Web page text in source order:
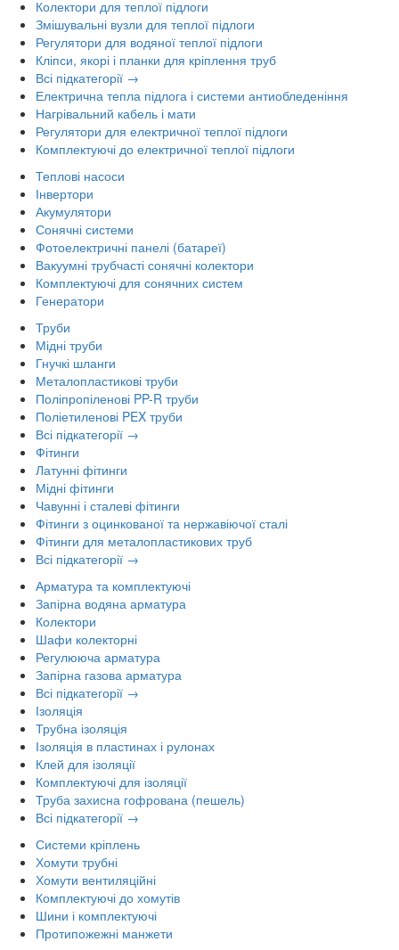
Колектори для теплої підлоги
Змішувальні вузли для теплої підлоги
Регулятори для водяної теплої підлоги
Кліпси, якорі і планки для кріплення труб
Всі підкатегорії →
Електрична тепла підлога і системи антиобледеніння
Нагрівальний кабель і мати
Регулятори для електричної теплої підлоги
Комплектуючі до електричної теплої підлоги
Теплові насоси
Інвертори
Акумулятори
Сонячні системи
Фотоелектричні панелі (батареї)
Вакуумні трубчасті сонячні колектори
Комплектуючі для сонячних систем
Генератори
Труби
Мідні труби
Гнучкі шланги
Металопластикові труби
Поліпропіленові PP-R труби
Поліетиленові PEX труби
Всі підкатегорії →
Фітинги
Латунні фітинги
Мідні фітинги
Чавунні і сталеві фітинги
Фітинги з оцинкованої та нержавіючої сталі
Фітинги для металопластикових труб
Всі підкатегорії →
Арматура та комплектуючі
Запірна водяна арматура
Колектори
Шафи колекторні
Регулююча арматура
Запірна газова арматура
Всі підкатегорії →
Ізоляція
Трубна ізоляція
Ізоляція в пластинах і рулонах
Клей для ізоляції
Комплектуючі для ізоляції
Труба захисна гофрована (пешель)
Всі підкатегорії →
Системи кріплень
Хомути трубні
Хомути вентиляційні
Комплектуючі до хомутів
Шини і комплектуючі
Протипожежні манжети